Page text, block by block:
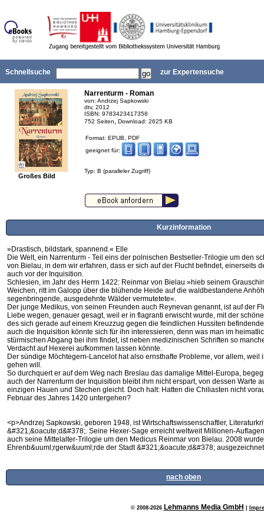
Schnellsuche zur Expertensuche
Großes Bild
Narrenturm - Roman
von: Andrzej Sapkowski
dtv, 2012
ISBN: 9783423417358
752 Seiten, Download: 2625 KB
Format: EPUB, PDF
geeignet für:
Typ: B (paralleler Zugriff)
Kurzinformation
»Drastisch, bildstark, spannend.« Elle
Die Welt, ein Narrenturm - Teil eins der polnischen Bestseller-Trilogie um den
von Bielau, in dem wir erfahren, dass er sich auf der Flucht befindet, einerseits
auch vor der Inquisition.
Schlesien, im Jahr des Herrn 1422: Reinmar von Bielau »hieb seinem
Weichen, ritt im Galopp über die blühende Heide auf die waldbestandene
segenbringende, ausgedehnte Wälder vermutetete«.
Der junge Medikus, von seinen Freunden auch Reynevan genannt, ist auf der
Liebe wegen, genauer gesagt, weil er in flagranti erwischt wurde, mit der
des sich gerade auf einem Kreuzzug gegen die feindlichen Hussiten
auch die Inquisition könnte sich für ihn interessieren, denn was man im
stürmischen Abgang bei ihm findet, ist neben medizinischen Schriften so
Verdacht auf Hexerei aufkommen lassen könnte.
Der sündige Möchtegern-Lancelot hat also ernsthafte Probleme, vor allem, weil
gehen will.
So durchquert er auf dem Weg nach Breslau das damalige Mittel-Europa,
auch der Narrenturm der Inquisition bleibt ihm nicht erspart, von dessen Warte
einzigen Hauen und Stechen gleicht. Doch halt: Hatten die Chiliasten nicht
Februar des Jahres 1420 untergehen?
<p>Andrzej Sapkowski, geboren 1948, ist Wirtschaftswissenschaftler,
&#321;&oacute;d&#378;. Seine Hexer-Sage erreicht weltweit Millionen-
auch seine Mittelalter-Trilogie um den Medicus Reinmar von Bielau. 2008
Ehrenb&uuml;rgerw&uuml;rde der Stadt &#321;&oacute;d&#378;
nach oben
© 2008-2026 Lehmanns Media GmbH